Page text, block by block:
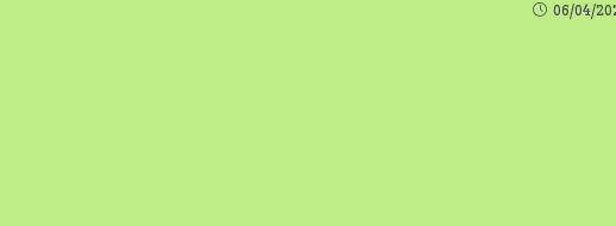
06/04/